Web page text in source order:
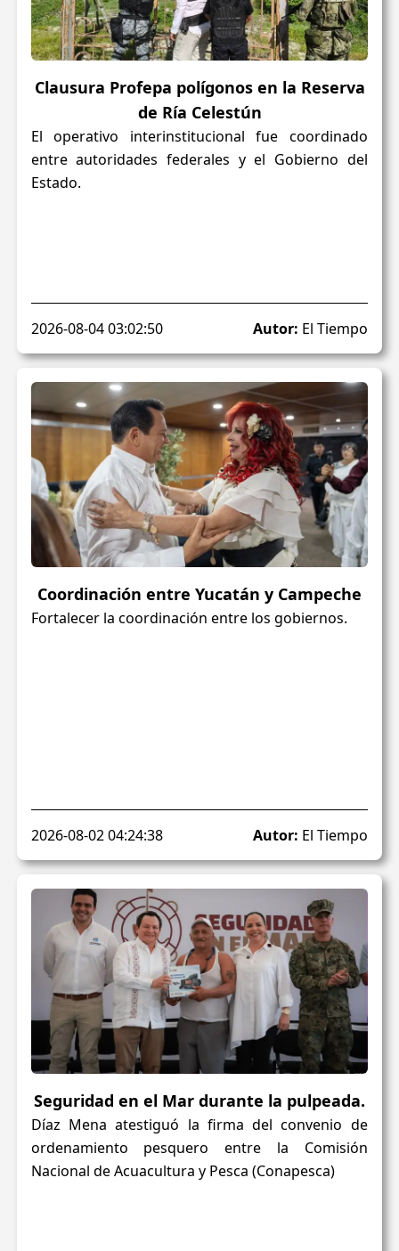
Clausura Profepa polígonos en la Reserva
de Ría Celestún
El operativo interinstitucional fue coordinado
entre autoridades federales y el Gobierno del
Estado.
2026-08-04 03:02:50 Autor: El Tiempo
Coordinación entre Yucatán y Campeche
Fortalecer la coordinación entre los gobiernos.
2026-08-02 04:24:38 Autor: El Tiempo
Seguridad en el Mar durante la pulpeada.
Díaz Mena atestiguó la firma del convenio de
ordenamiento pesquero entre la Comisión
Nacional de Acuacultura y Pesca (Conapesca)